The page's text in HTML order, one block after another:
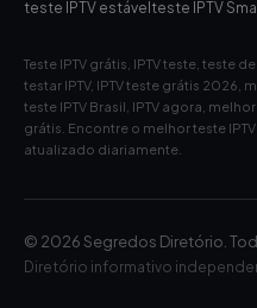
teste IPTV estávelteste IPTV
Teste IPTV grátis, IPTV teste, teste
testar IPTV, IPTV teste grátis 2026,
teste IPTV Brasil, IPTV agora,
grátis. Encontre o melhor teste
atualizado diariamente.
© 2026 Segredos Diretório.
Diretório informativo